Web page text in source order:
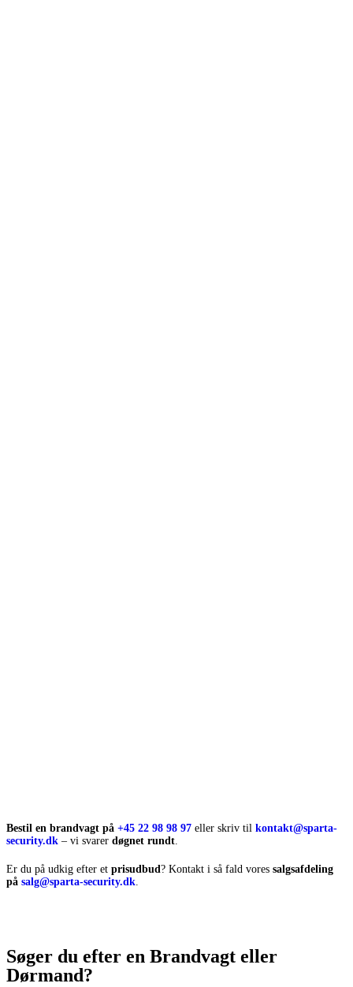
Bestil en brandvagt på +45 22 98 98 97 eller skriv til kontakt@sparta-
security.dk – vi svarer døgnet rundt.
Er du på udkig efter et prisudbud? Kontakt i så fald vores salgsafdeling
på salg@sparta-security.dk.
Søger du efter en Brandvagt eller
Dørmand?